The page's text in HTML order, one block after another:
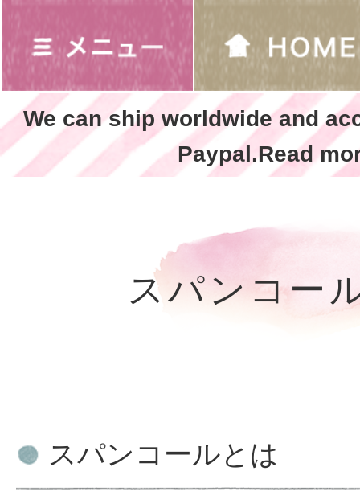
We can ship worldwide and
Paypal.Read
スパンコー
スパンコールとは